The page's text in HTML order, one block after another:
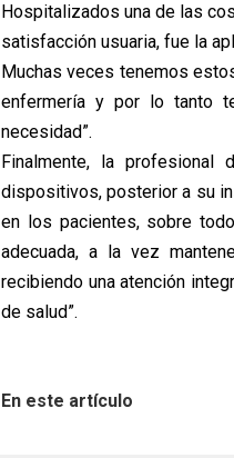
Hospitalizados una de las
satisfacción usuaria, fue la
Muchas veces tenemos
enfermería y por lo tanto
necesidad”.
Finalmente, la profesional
dispositivos, posterior a su
en los pacientes, sobre
adecuada, a la vez
recibiendo una atención
de salud”.
En este artículo